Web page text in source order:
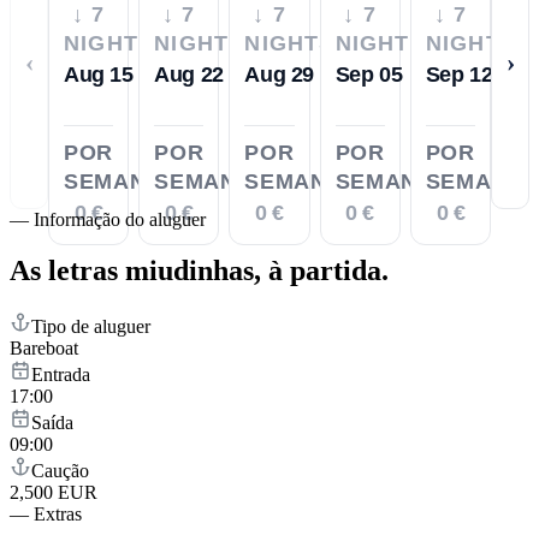
‹
↓ 7
NIGHTS
Aug 15
POR
SEMANA
0 €
↓ 7
NIGHTS
Aug 22
POR
SEMANA
0 €
↓ 7
NIGHTS
Aug 29
POR
SEMANA
0 €
↓ 7
NIGHTS
Sep 05
POR
SEMANA
0 €
↓ 7
NIGHTS
Sep 12
POR
SEMANA
0 €
›
— Informação do aluguer
As letras miudinhas, à partida.
Tipo de aluguer
Bareboat
Entrada
17:00
Saída
09:00
Caução
2,500 EUR
— Extras